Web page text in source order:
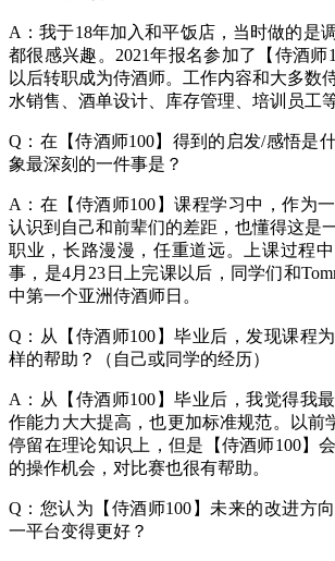
A：我于18年加入和平饭店，当时做的是
都很感兴趣。2021年报名参加了【侍酒师
以后转职成为侍酒师。工作内容和大多数
水销售、酒单设计、库存管理、培训员工等
Q：在【侍酒师100】得到的启发/感悟是
象最深刻的一件事是？
A：在【侍酒师100】课程学习中，作为
认识到自己和前辈们的差距，也懂得这是
职业，长路漫漫，任重道远。上课过程
事，是4月23日上完课以后，同学们和
中第一个亚洲侍酒师日。
Q：从【侍酒师100】毕业后，发现课程
样的帮助？（自己或同学的经历）
A：从【侍酒师100】毕业后，我觉得我
作能力大大提高，也更加标准规范。以前
停留在理论知识上，但是【侍酒师100】
的操作机会，对比赛也很有帮助。
Q：您认为【侍酒师100】未来的改进方
一平台变得更好？